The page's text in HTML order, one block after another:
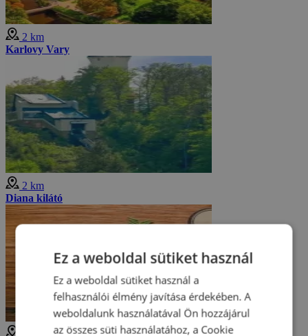
2 km
Karlovy Vary
2 km
Diana kilátó
Ez a weboldal sütiket használ
Ez a weboldal sütiket használ a
felhasználói élmény javítása érdekében. A
weboldalunk használatával Ön hozzájárul
az összes süti használatához, a Cookie